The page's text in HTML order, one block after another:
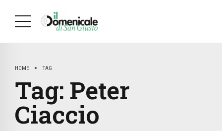
HOME TAG
Tag: Peter
Ciaccio